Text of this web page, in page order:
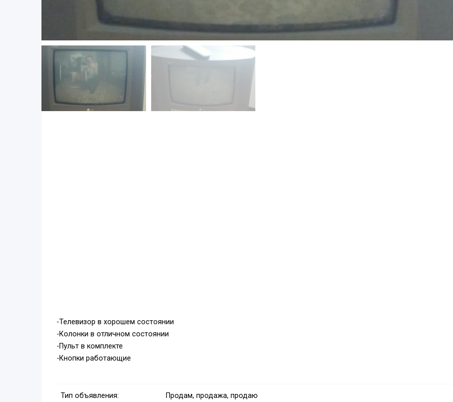
-Телевизор в хорошем состоянии
-Колонки в отличном состоянии
-Пульт в комплекте
-Кнопки работающие
Тип объявления:
Продам, продажа, продаю